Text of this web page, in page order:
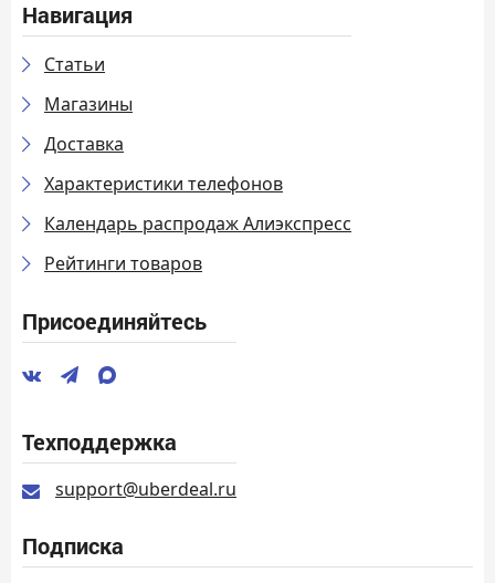
Навигация
Статьи
Магазины
Доставка
Характеристики телефонов
Календарь распродаж Алиэкспресс
Рейтинги товаров
Присоединяйтесь
Техподдержка
support@uberdeal.ru
Подписка